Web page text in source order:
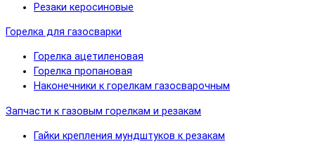
Резаки керосиновые
Горелка для газосварки
Горелка ацетиленовая
Горелка пропановая
Наконечники к горелкам газосварочным
Запчасти к газовым горелкам и резакам
Гайки крепления мундштуков к резакам